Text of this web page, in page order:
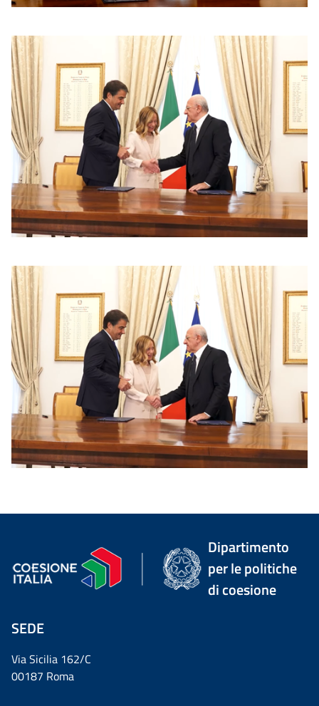
Dipartimento
per le politiche
di coesione
SEDE
Via Sicilia 162/C
00187 Roma